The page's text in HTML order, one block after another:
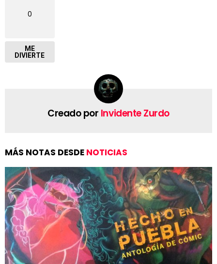
0
ME
DIVIERTE
Creado por Invidente Zurdo
MÁS NOTAS DESDE NOTICIAS